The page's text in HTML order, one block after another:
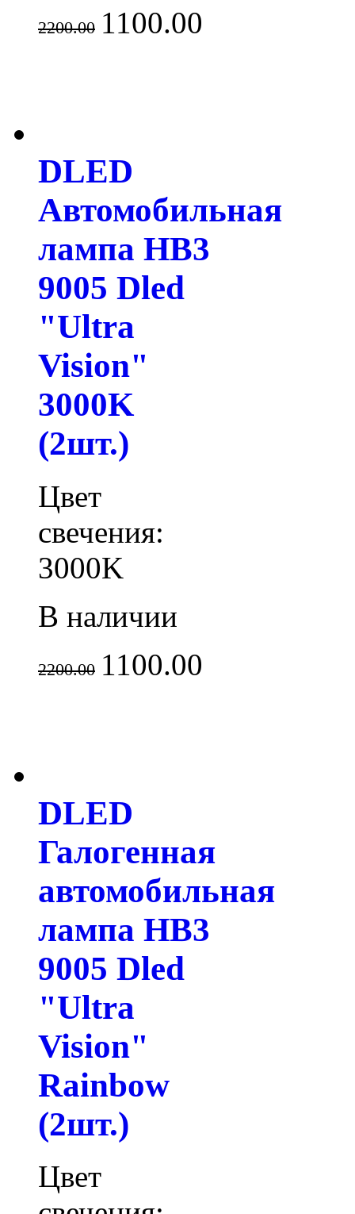
2200.00 1100.00
DLED
Автомобильная
лампа HB3
9005 Dled
"Ultra
Vision"
3000K
(2шт.)
Цвет
свечения:
3000K
В наличии
2200.00 1100.00
DLED
Галогенная
автомобильная
лампа HB3
9005 Dled
"Ultra
Vision"
Rainbow
(2шт.)
Цвет